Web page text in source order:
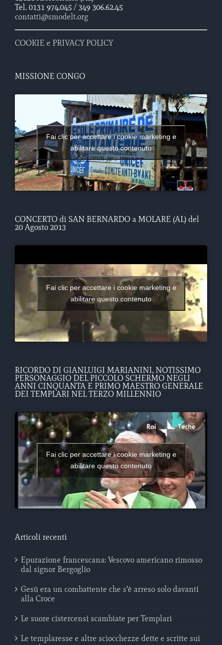
Tel. 0131 974.045 / 349 306.62.45
contatti@smodelt.org
COOKIE e PRIVACY POLICY
MISSIONE CONGO
Fai clic per accettare i cookie marketing e
abilitare questo contenuto
CONCERTO di SAN BERNARDO a MOLARE (AL) del
20 Agosto 2013
Fai clic per accettare i cookie marketing e
abilitare questo contenuto
RICORDO DI GIANLUIGI MARIANINI, NOTISSIMO
PERSONAGGIO DEL PICCOLO SCHERMO NEGLI
ANNI CINQUANTA E PRIMO MAESTRO GENERALE
DEI TEMPLARI NEL TERZO MILLENNIO
Fai clic per accettare i cookie marketing e
abilitare questo contenuto
Articoli recenti
Epurazione francescana: Vescovo americano rimosso
dal signor Bergoglio
Gesù era un combattente che s’è arreso solo davanti
alla Croce
Le suore cistercensi scambiate per Templari
Le templaresse e altre sciocchezze dette e scritte sui